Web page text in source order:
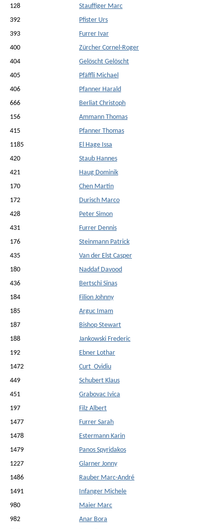
128
Stauffiger Marc
392
Pfister Urs
393
Furrer Ivar
400
Zürcher Cornel-Roger
404
Gelöscht Gelöscht
405
Pfäffli Michael
406
Pfanner Harald
666
Berliat Christoph
156
Ammann Thomas
415
Pfanner Thomas
1185
El Hage Issa
420
Staub Hannes
421
Haug Dominik
170
Chen Martin
172
Durisch Marco
428
Peter Simon
431
Furrer Dennis
176
Steinmann Patrick
435
Van der Elst Casper
180
Naddaf Davood
436
Bertschi Sinas
184
Filion Johnny
185
Arguc Imam
187
Bishop Stewart
188
Jankowski Frederic
192
Ebner Lothar
1472
Curt Ovidiu
449
Schubert Klaus
451
Grabovac Ivica
197
Filz Albert
1477
Furrer Sarah
1478
Estermann Karin
1479
Panos Spyridakos
1227
Glarner Jonny
1486
Rauber Marc-André
1491
Infanger Michele
980
Maier Marc
982
Anar Bora